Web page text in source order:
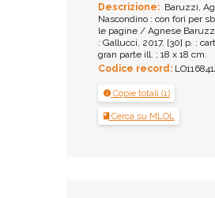
Descrizione: Baruzzi,
Nascondino : con fori per
le pagine / Agnese
: Gallucci, 2017. [30] p. :
gran parte ill. ; 18 x 18 cm.
Codice record:
Copie totali (1)
Cerca su MLOL